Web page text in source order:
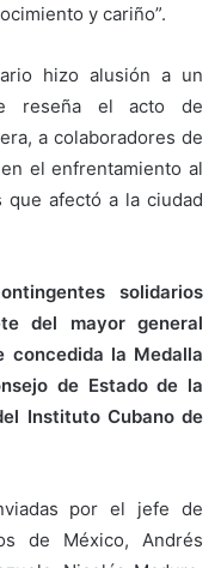
y cariño”.
hizo alusión a un
reseña el acto de
a colaboradores de
el enfrentamiento al
que afectó a la ciudad
solidarios
del mayor general
concedida la Medalla
de Estado de la
Instituto Cubano de
por el jefe de
de México, Andrés